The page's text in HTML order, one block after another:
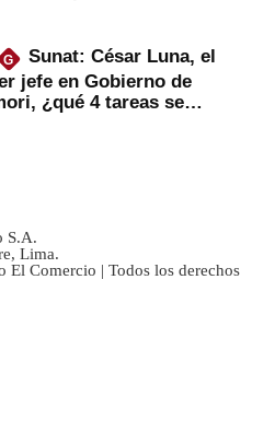
G
Sunat: César Luna, el
jefe en Gobierno de
¿qué 4 tareas se
S.A.
Lima.
Comercio | Todos los derechos